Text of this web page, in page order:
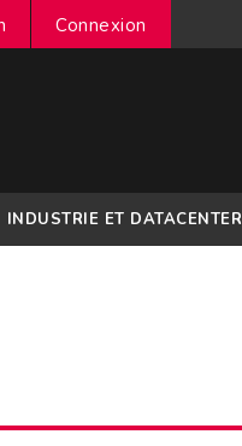
Connexion
INDUSTRIE ET DATACENTER